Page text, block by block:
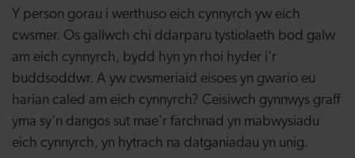
Y person gorau i werthuso eich cynnyrch yw eich
cwsmer. Os gallwch chi ddarparu tystiolaeth bod galw
am eich cynnyrch, bydd hyn yn rhoi hyder i'r
buddsoddwr. A yw cwsmeriaid eisoes yn gwario eu
harian caled am eich cynnyrch? Ceisiwch gynnwys graff
yma sy'n dangos sut mae'r farchnad yn mabwysiadu
eich cynnyrch, yn hytrach na datganiadau yn unig.